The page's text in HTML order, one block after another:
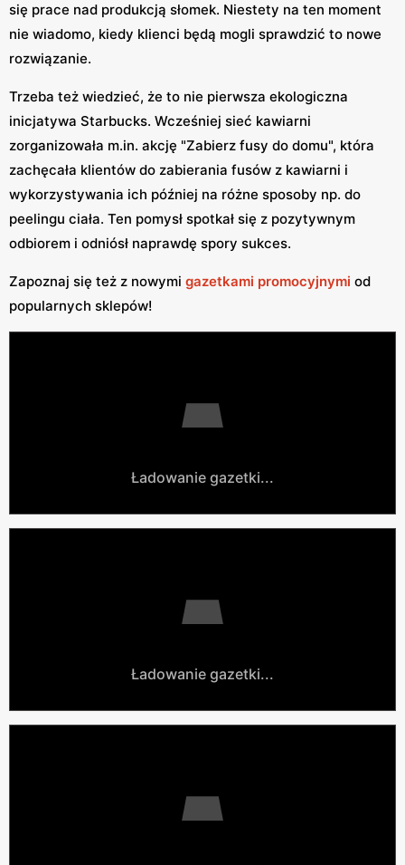
się prace nad produkcją słomek. Niestety na ten moment
nie wiadomo, kiedy klienci będą mogli sprawdzić to nowe
rozwiązanie.
Trzeba też wiedzieć, że to nie pierwsza ekologiczna
inicjatywa Starbucks. Wcześniej sieć kawiarni
zorganizowała m.in. akcję "Zabierz fusy do domu", która
zachęcała klientów do zabierania fusów z kawiarni i
wykorzystywania ich później na różne sposoby np. do
peelingu ciała. Ten pomysł spotkał się z pozytywnym
odbiorem i odniósł naprawdę spory sukces.
Zapoznaj się też z nowymi gazetkami promocyjnymi od
popularnych sklepów!
Ładowanie gazetki...
Ładowanie gazetki...